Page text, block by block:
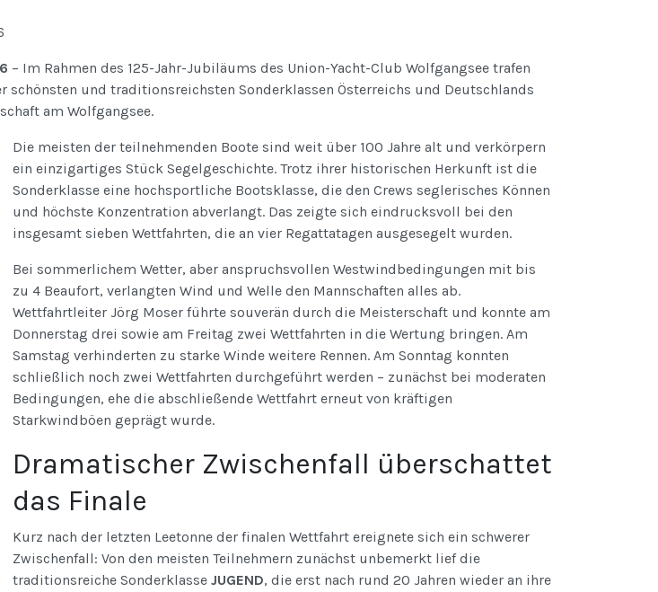
– Im Rahmen des 125-Jahr-Jubiläums des Union-Yacht-Club Wolfgangsee trafen
schönsten und traditionsreichsten Sonderklassen Österreichs und Deutschlands
am Wolfgangsee.
Die meisten der teilnehmenden Boote sind weit über 100 Jahre alt und verkörpern
ein einzigartiges Stück Segelgeschichte. Trotz ihrer historischen Herkunft ist die
Sonderklasse eine hochsportliche Bootsklasse, die den Crews seglerisches Können
und höchste Konzentration abverlangt. Das zeigte sich eindrucksvoll bei den
insgesamt sieben Wettfahrten, die an vier Regattatagen ausgesegelt wurden.
Bei sommerlichem Wetter, aber anspruchsvollen Westwindbedingungen mit bis
zu 4 Beaufort, verlangten Wind und Welle den Mannschaften alles ab.
Wettfahrtleiter Jörg Moser führte souverän durch die Meisterschaft und konnte am
Donnerstag drei sowie am Freitag zwei Wettfahrten in die Wertung bringen. Am
Samstag verhinderten zu starke Winde weitere Rennen. Am Sonntag konnten
schließlich noch zwei Wettfahrten durchgeführt werden – zunächst bei moderaten
Bedingungen, ehe die abschließende Wettfahrt erneut von kräftigen
Starkwindböen geprägt wurde.
Dramatischer Zwischenfall überschattet
das Finale
Kurz nach der letzten Leetonne der finalen Wettfahrt ereignete sich ein schwerer
Zwischenfall: Von den meisten Teilnehmern zunächst unbemerkt lief die
traditionsreiche Sonderklasse JUGEND, die erst nach rund 20 Jahren wieder an ihre